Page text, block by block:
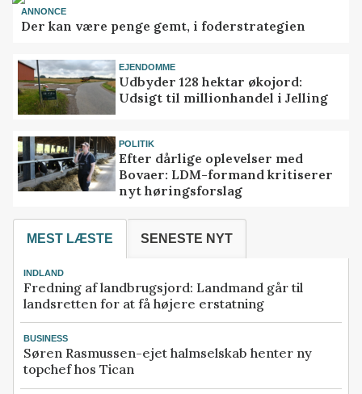
ANNONCE
Der kan være penge gemt, i foderstrategien
EJENDOMME
Udbyder 128 hektar økojord:
Udsigt til millionhandel i Jelling
POLITIK
Efter dårlige oplevelser med
Bovaer: LDM-formand kritiserer
nyt høringsforslag
MEST LÆSTE SENESTE NYT
INDLAND
Fredning af landbrugsjord: Landmand går til
landsretten for at få højere erstatning
BUSINESS
Søren Rasmussen-ejet halmselskab henter ny
topchef hos Tican